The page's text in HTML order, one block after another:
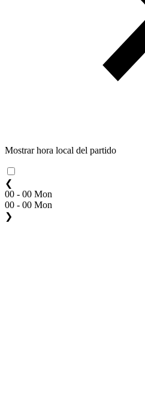
Mostrar hora local del partido
❮
00 - 00 Mon
00 - 00 Mon
❯